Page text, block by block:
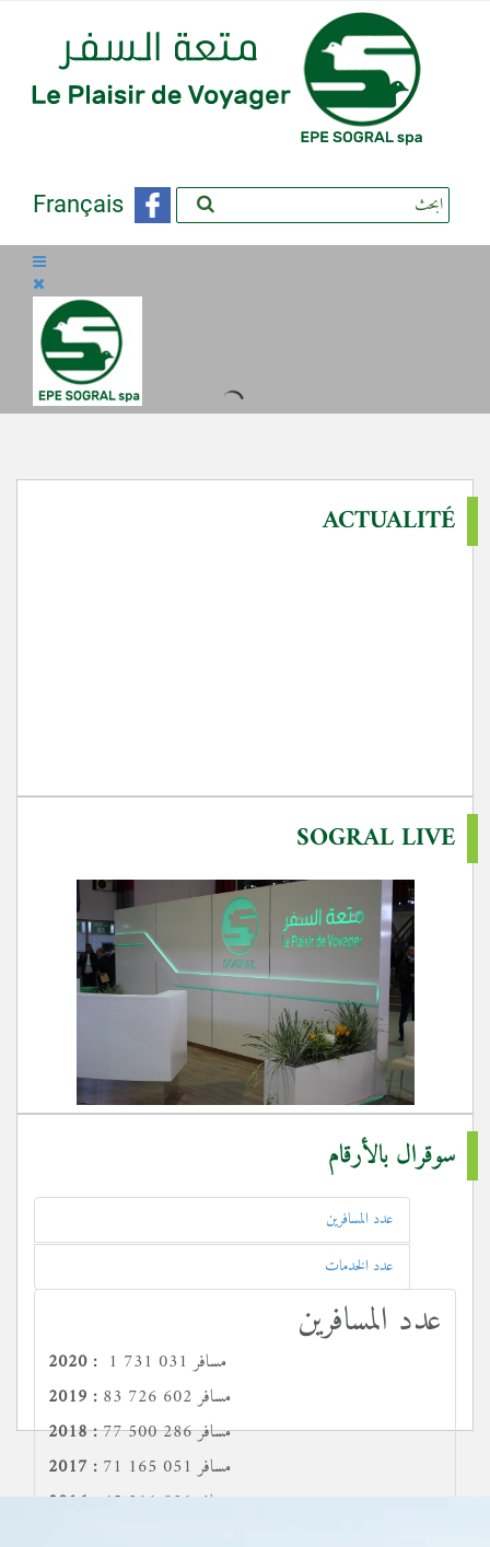
Français
ACTUALITÉ
SOGRAL LIVE
سوقرال بالأرقام
عدد المسافرين
عدد الخدمات
عدد المسافرين
2020 :
1 731 031 مسافر
2019 :
83 726 602 مسافر
2018 :
77 500 286 مسافر
2017 :
71 165 051 مسافر
2016 :
65 211 831 مسافر